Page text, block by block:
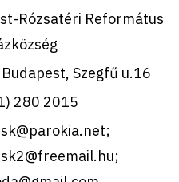
Rózsatéri Református
Szegfű u.16
280 2015